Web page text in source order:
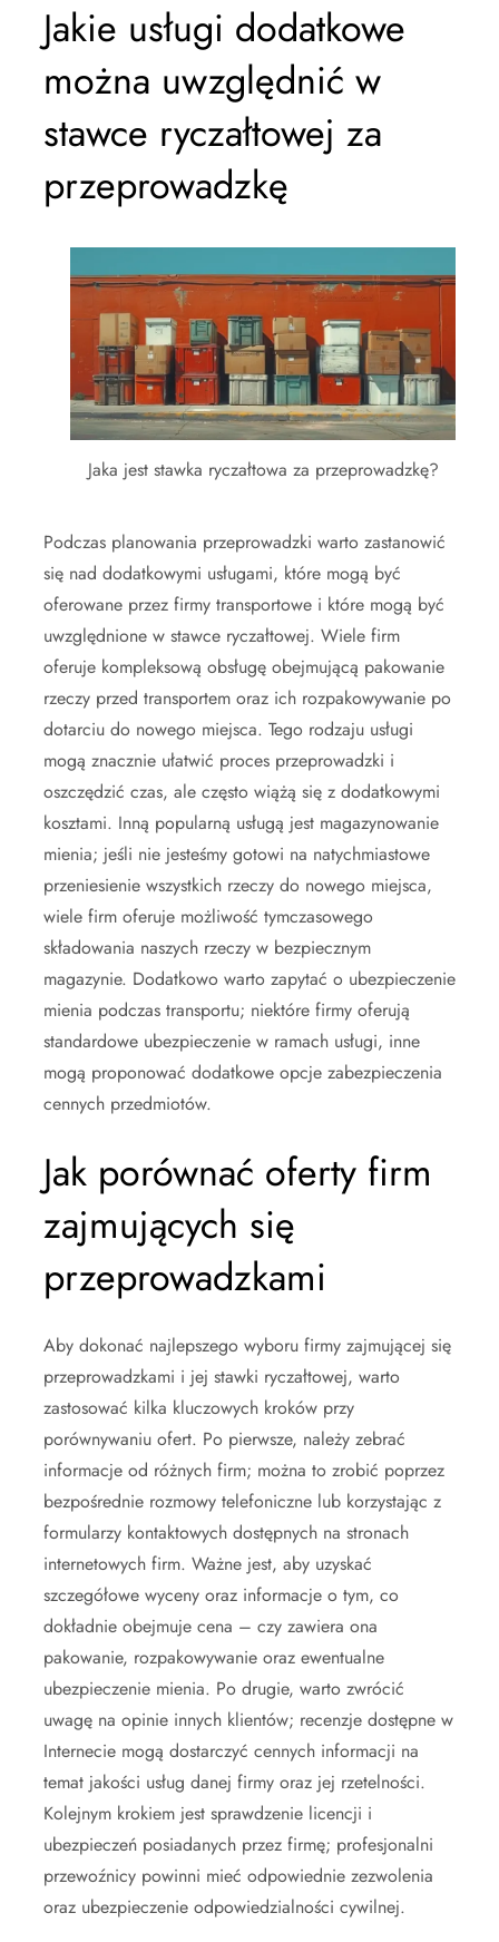
Jakie usługi dodatkowe
można uwzględnić w
stawce ryczałtowej za
przeprowadzkę
Jaka jest stawka ryczałtowa za przeprowadzkę?
Podczas planowania przeprowadzki warto zastanowić
się nad dodatkowymi usługami, które mogą być
oferowane przez firmy transportowe i które mogą być
uwzględnione w stawce ryczałtowej. Wiele firm
oferuje kompleksową obsługę obejmującą pakowanie
rzeczy przed transportem oraz ich rozpakowywanie po
dotarciu do nowego miejsca. Tego rodzaju usługi
mogą znacznie ułatwić proces przeprowadzki i
oszczędzić czas, ale często wiążą się z dodatkowymi
kosztami. Inną popularną usługą jest magazynowanie
mienia; jeśli nie jesteśmy gotowi na natychmiastowe
przeniesienie wszystkich rzeczy do nowego miejsca,
wiele firm oferuje możliwość tymczasowego
składowania naszych rzeczy w bezpiecznym
magazynie. Dodatkowo warto zapytać o ubezpieczenie
mienia podczas transportu; niektóre firmy oferują
standardowe ubezpieczenie w ramach usługi, inne
mogą proponować dodatkowe opcje zabezpieczenia
cennych przedmiotów.
Jak porównać oferty firm
zajmujących się
przeprowadzkami
Aby dokonać najlepszego wyboru firmy zajmującej się
przeprowadzkami i jej stawki ryczałtowej, warto
zastosować kilka kluczowych kroków przy
porównywaniu ofert. Po pierwsze, należy zebrać
informacje od różnych firm; można to zrobić poprzez
bezpośrednie rozmowy telefoniczne lub korzystając z
formularzy kontaktowych dostępnych na stronach
internetowych firm. Ważne jest, aby uzyskać
szczegółowe wyceny oraz informacje o tym, co
dokładnie obejmuje cena – czy zawiera ona
pakowanie, rozpakowywanie oraz ewentualne
ubezpieczenie mienia. Po drugie, warto zwrócić
uwagę na opinie innych klientów; recenzje dostępne w
Internecie mogą dostarczyć cennych informacji na
temat jakości usług danej firmy oraz jej rzetelności.
Kolejnym krokiem jest sprawdzenie licencji i
ubezpieczeń posiadanych przez firmę; profesjonalni
przewoźnicy powinni mieć odpowiednie zezwolenia
oraz ubezpieczenie odpowiedzialności cywilnej.